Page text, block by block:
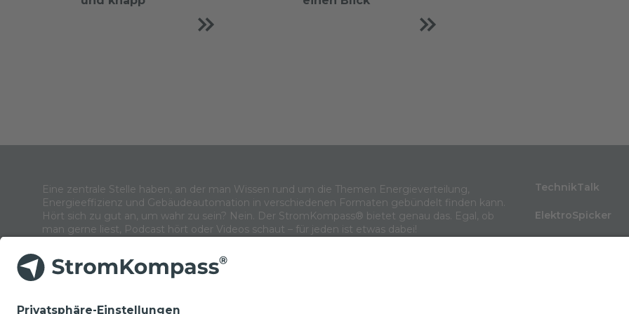
Eine zentrale Stelle haben, an der man Wissen rund um die Themen Energieverteilung,
Energieeffizienz und Gebäudeautomation in verschiedenen Formaten gebündelt finden kann.
Hört sich zu gut an, um wahr zu sein? Nein. Der StromKompass® bietet genau das. Egal, ob
man gerne liest, Podcast hört oder Videos schaut – für jeden ist etwas dabei!
TechnikTalk
ElektroSpicker